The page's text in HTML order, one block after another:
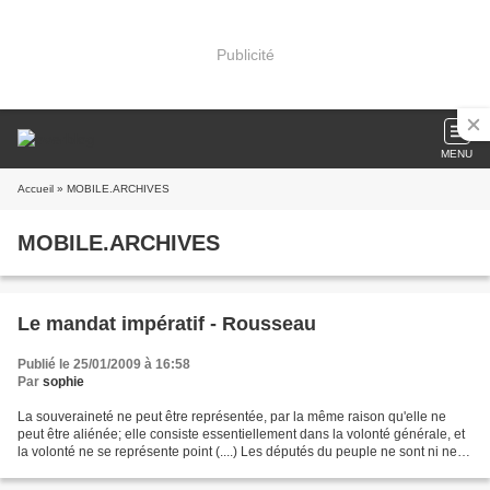
Publicité
MENU
Accueil » MOBILE.ARCHIVES
MOBILE.ARCHIVES
Le mandat impératif - Rousseau
Publié le 25/01/2009 à 16:58
Par sophie
La souveraineté ne peut être représentée, par la même raison qu'elle ne
peut être aliénée; elle consiste essentiellement dans la volonté générale, et
la volonté ne se représente point (....) Les députés du peuple ne sont ni ne